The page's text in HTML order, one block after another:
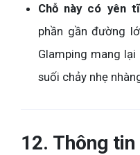
Chỗ này có yên
phần gần đường
Glamping mang
suối chảy nhẹ
12. Thông